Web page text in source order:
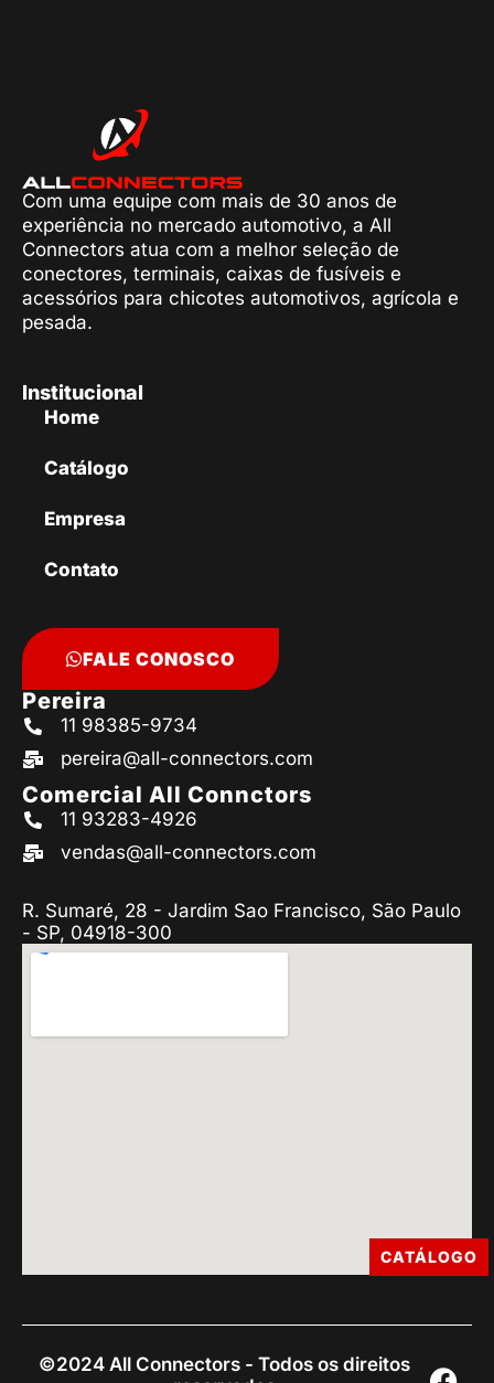
Com uma equipe com mais de 30 anos de
experiência no mercado automotivo, a All
Connectors atua com a melhor seleção de
conectores, terminais, caixas de fusíveis e
acessórios para chicotes automotivos, agrícola e
pesada.
Institucional
Home
Catálogo
Empresa
Contato
FALE CONOSCO
Pereira
11 98385-9734
pereira@all-connectors.com
Comercial All Connctors
11 93283-4926
vendas@all-connectors.com
R. Sumaré, 28 - Jardim Sao Francisco, São Paulo
- SP, 04918-300
©2024 All Connectors - Todos os direitos
CATÁLOGO